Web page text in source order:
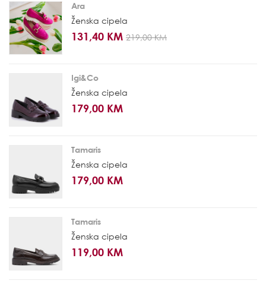
Ara
Ženska cipela
131,40 KM 219,00 KM
Igi&Co
Ženska cipela
179,00 KM
Tamaris
Ženska cipela
179,00 KM
Tamaris
Ženska cipela
119,00 KM